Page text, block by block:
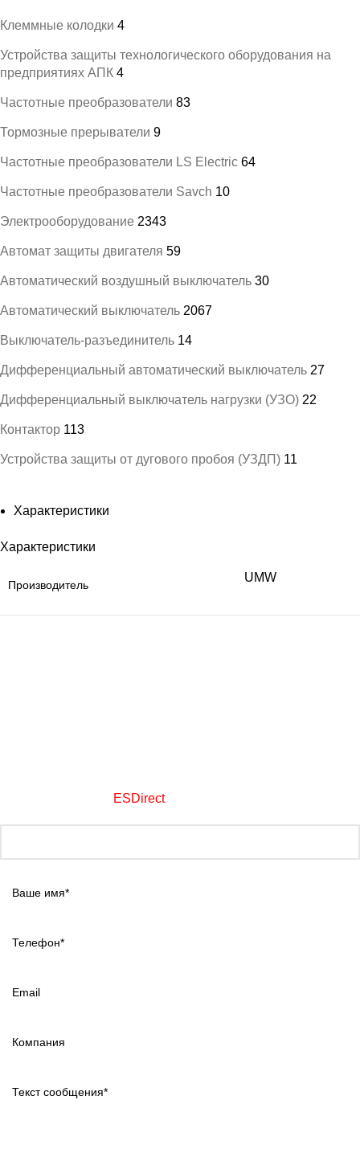
Клеммные колодки 4
Устройства защиты технологического оборудования на
предприятиях АПК 4
Частотные преобразователи 83
Тормозные прерыватели 9
Частотные преобразователи LS Electric 64
Частотные преобразователи Savch 10
Электрооборудование 2343
Автомат защиты двигателя 59
Автоматический воздушный выключатель 30
Автоматический выключатель 2067
Выключатель-разъединитель 14
Дифференциальный автоматический выключатель 27
Дифференциальный выключатель нагрузки (УЗО) 22
Контактор 113
Устройства защиты от дугового пробоя (УЗДП) 11
Характеристики
Характеристики
Производитель
UMW
ESDirect